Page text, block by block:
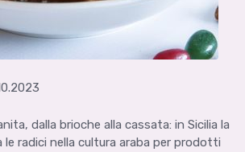
dalla brioche alla cassata: in Sicilia la
radici nella cultura araba per prodotti